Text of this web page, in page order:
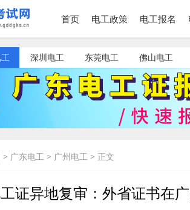
首页 电工政策 电工报名
深圳电工 东莞电工 佛山电工
> 广东电工 > 广州电工 > 正文
证异地复审：外省证书在